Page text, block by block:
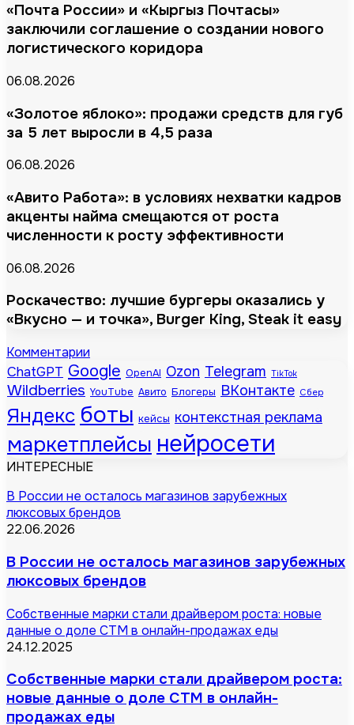
«Почта России» и «Кыргыз Почтасы»
заключили соглашение о создании нового
логистического коридора
06.08.2026
«Золотое яблоко»: продажи средств для губ
за 5 лет выросли в 4,5 раза
06.08.2026
«Авито Работа»: в условиях нехватки кадров
акценты найма смещаются от роста
численности к росту эффективности
06.08.2026
Роскачество: лучшие бургеры оказались у
«Вкусно — и точка», Burger King, Steak it easy
Комментарии
ChatGPT Google OpenAI Ozon Telegram TikTok
Wildberries YouTube Авито Блогеры ВКонтакте Сбер
Яндекс боты кейсы контекстная реклама
маркетплейсы нейросети
ИНТЕРЕСНЫЕ
В России не осталось магазинов зарубежных
люксовых брендов
22.06.2026
В России не осталось магазинов зарубежных
люксовых брендов
Собственные марки стали драйвером роста: новые
данные о доле СТМ в онлайн-продажах еды
24.12.2025
Собственные марки стали драйвером роста:
новые данные о доле СТМ в онлайн-
продажах еды